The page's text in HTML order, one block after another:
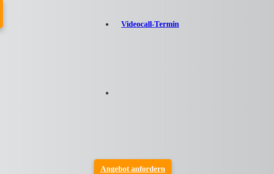
Videocall-Termin
Angebot anfordern